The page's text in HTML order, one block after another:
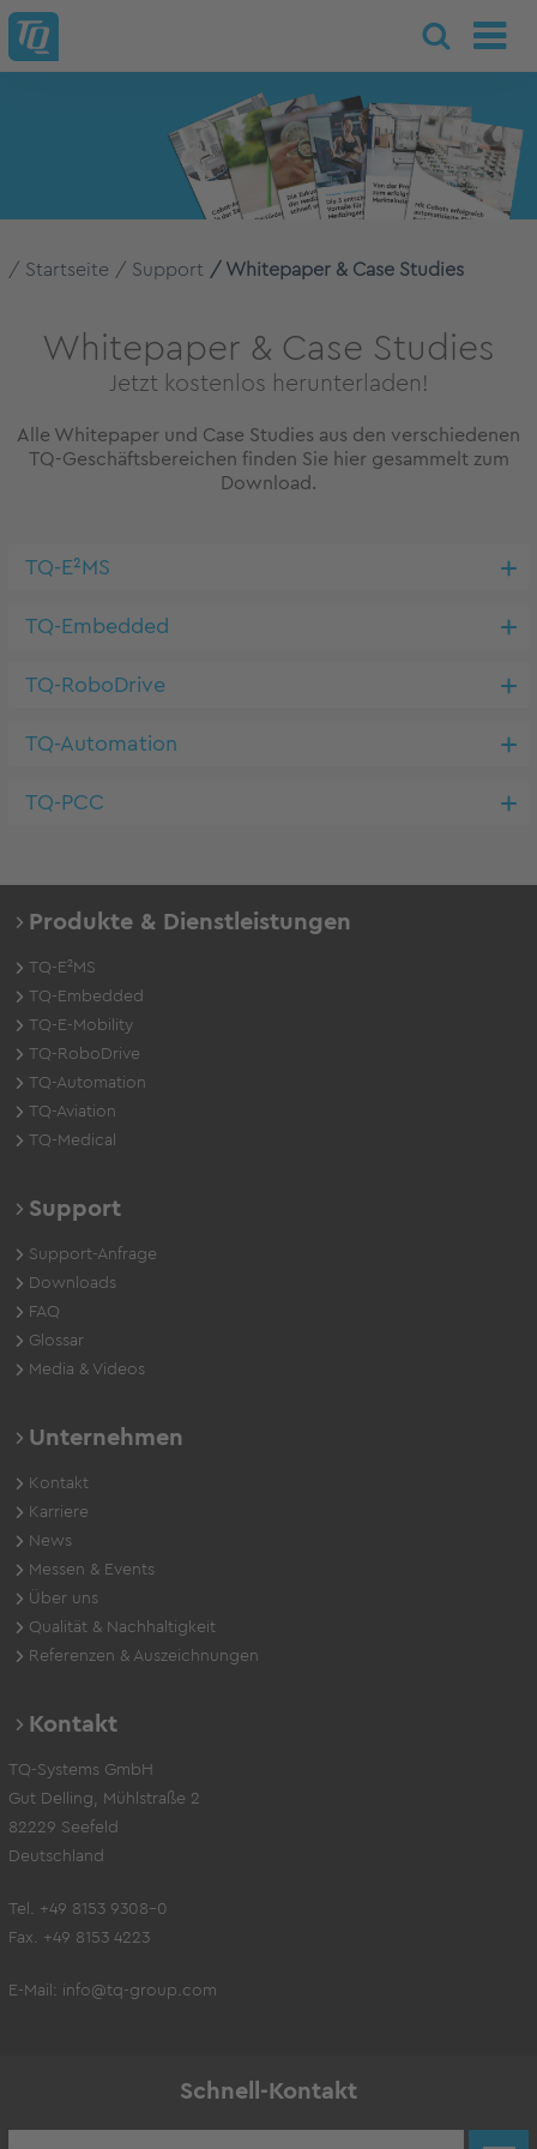
Startseite Support Whitepaper & Case Studies
Whitepaper & Case Studies
Jetzt kostenlos herunterladen!
Alle Whitepaper und Case Studies aus den verschiedenen
TQ-Geschäftsbereichen finden Sie hier gesammelt zum
Download.
TQ-E²MS
TQ-Embedded
TQ-RoboDrive
TQ-Automation
TQ-PCC
Produkte & Dienstleistungen
TQ-E²MS
TQ-Embedded
TQ-E-Mobility
TQ-RoboDrive
TQ-Automation
TQ-Aviation
TQ-Medical
Support
Support-Anfrage
Downloads
FAQ
Glossar
Media & Videos
Unternehmen
Kontakt
Karriere
News
Messen & Events
Über uns
Qualität & Nachhaltigkeit
Referenzen & Auszeichnungen
Kontakt
TQ-Systems GmbH
Gut Delling, Mühlstraße 2
82229 Seefeld
Deutschland
Tel. +49 8153 9308-0
Fax. +49 8153 4223
E-Mail: info@tq-group.com
Schnell-Kontakt